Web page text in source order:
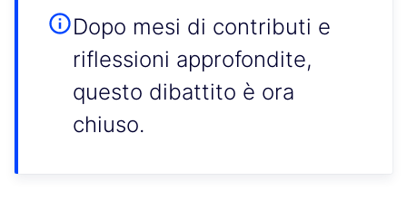
Dopo mesi di contributi e
riflessioni approfondite,
questo dibattito è ora
chiuso.